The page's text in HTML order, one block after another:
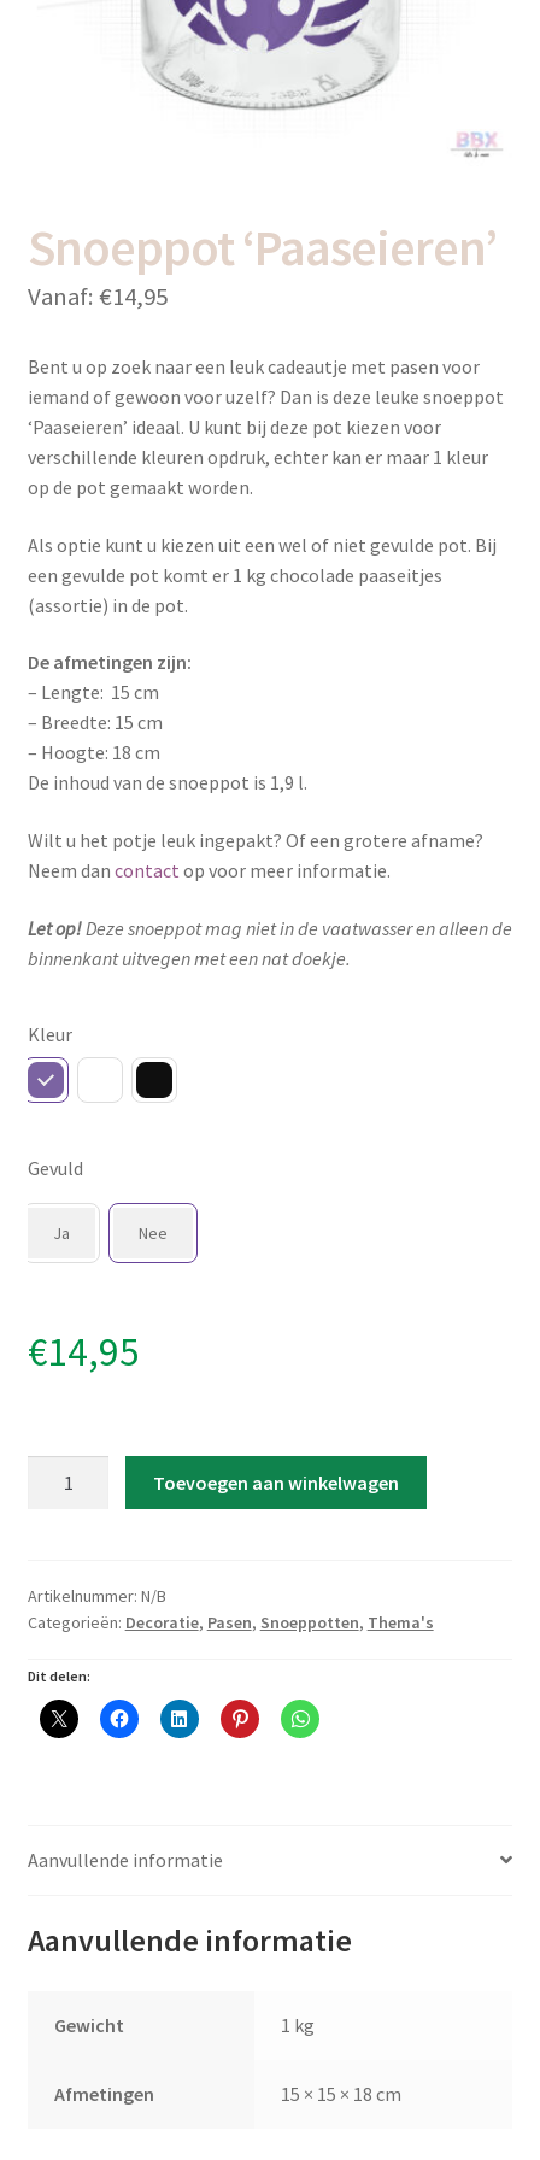
Thema’s
Snoeppot ‘Paaseieren’
Vanaf: €14,95
Bent u op zoek naar een leuk cadeautje met pasen voor
iemand of gewoon voor uzelf? Dan is deze leuke snoeppot
‘Paaseieren’ ideaal. U kunt bij deze pot kiezen voor
verschillende kleuren opdruk, echter kan er maar 1 kleur
op de pot gemaakt worden.
Als optie kunt u kiezen uit een wel of niet gevulde pot. Bij
een gevulde pot komt er 1 kg chocolade paaseitjes
(assortie) in de pot.
De afmetingen zijn:
– Lengte: 15 cm
– Breedte: 15 cm
– Hoogte: 18 cm
De inhoud van de snoeppot is 1,9 l.
Wilt u het potje leuk ingepakt? Of een grotere afname?
Neem dan contact op voor meer informatie.
Let op!Deze snoeppot mag niet in de vaatwasser en alleen de
binnenkant uitvegen met een nat doekje.
Kleur
Gevuld
Ja Nee
€14,95
Toevoegen aan winkelwagen
Artikelnummer: N/B
Categorieën: Decoratie, Pasen, Snoeppotten, Thema's
Dit delen:
Aanvullende informatie
Aanvullende informatie
Gewicht 1 kg
Afmetingen 15 × 15 × 18 cm